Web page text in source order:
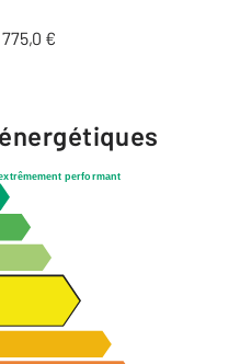
€
performant